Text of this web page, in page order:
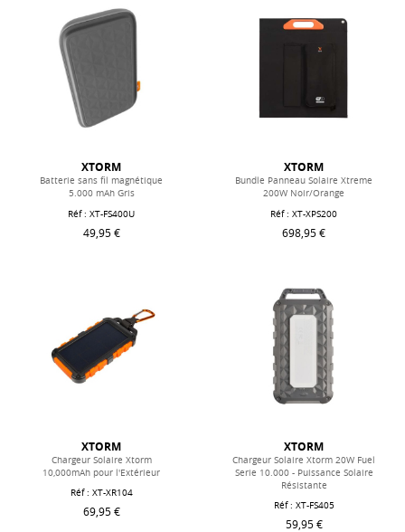
XTORM
Batterie sans fil magnétique
5.000 mAh Gris
Réf : XT-FS400U
49,95 €
XTORM
Bundle Panneau Solaire Xtreme
200W Noir/Orange
Réf : XT-XPS200
698,95 €
XTORM
Chargeur Solaire Xtorm
10,000mAh pour l'Extérieur
Réf : XT-XR104
69,95 €
XTORM
Chargeur Solaire Xtorm 20W Fuel
Serie 10.000 - Puissance Solaire
Résistante
Réf : XT-FS405
59,95 €